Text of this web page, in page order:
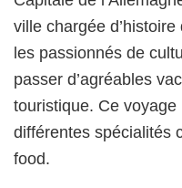
idée
sur
Bite
Club
ville chargée
les passionnés de
passer d’agréables
touristique. Ce voyage
différentes spécialités
food.